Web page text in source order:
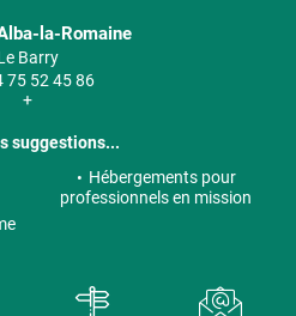
la-Romaine
Barry
75 52 45 86
+
suggestions...
Hébergements pour
professionnels en mission